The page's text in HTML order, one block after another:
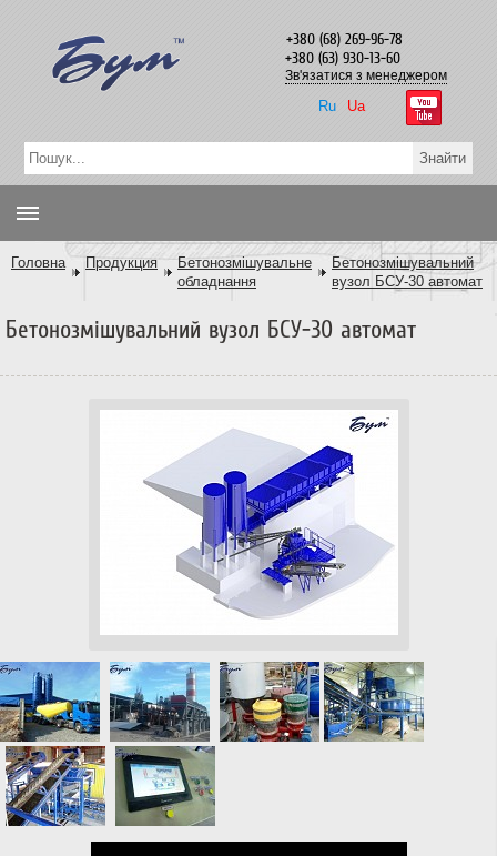
Ru Ua
+380 (68) 269-96-78
+380 (63) 930-13-60
Зв'язатися з менеджером
Головна Продукция
Бетонозмішувальне
обладнання
Бетонозмішувальний
вузол БСУ-30 автомат
Бетонозмішувальний вузол БСУ-30 автомат